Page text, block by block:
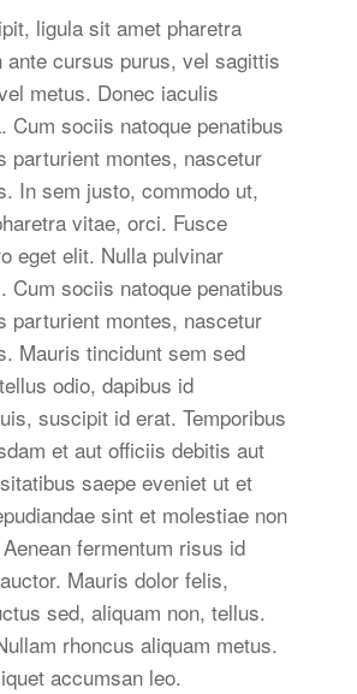
ligula sit amet pharetra
ante cursus purus, vel sagittis
metus. Donec iaculis
Cum sociis natoque penatibus
parturient montes, nascetur
In sem justo, commodo ut,
vitae, orci. Fusce
eget elit. Nulla pulvinar
Cum sociis natoque penatibus
parturient montes, nascetur
Mauris tincidunt sem sed
odio, dapibus id
suscipit id erat. Temporibus
et aut officiis debitis aut
saepe eveniet ut et
sint et molestiae non
fermentum risus id
Mauris dolor felis,
sed, aliquam non, tellus.
rhoncus aliquam metus.
accumsan leo.